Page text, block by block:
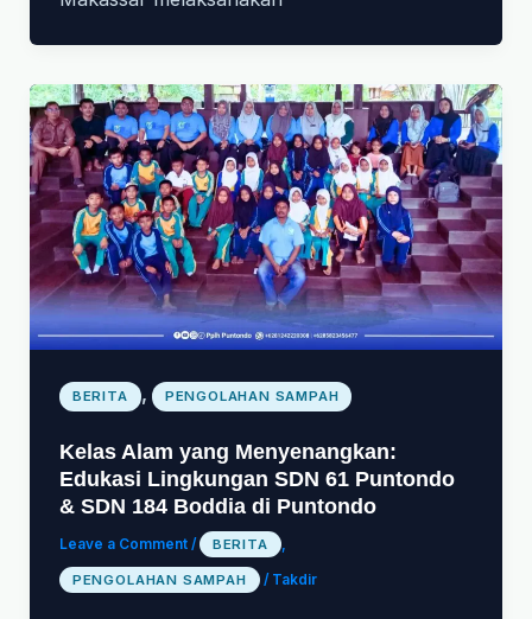
BERITA , PENGOLAHAN SAMPAH
Kelas Alam yang Menyenangkan:
Edukasi Lingkungan SDN 61 Puntondo
& SDN 184 Boddia di Puntondo
Leave a Comment / BERITA ,
PENGOLAHAN SAMPAH / Takdir